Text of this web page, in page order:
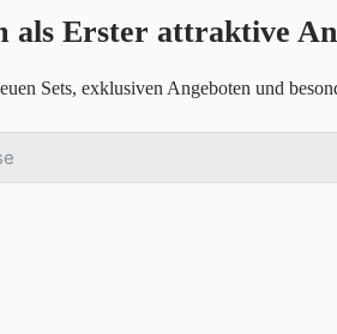
als Erster attraktive
Sets, exklusiven Angeboten und